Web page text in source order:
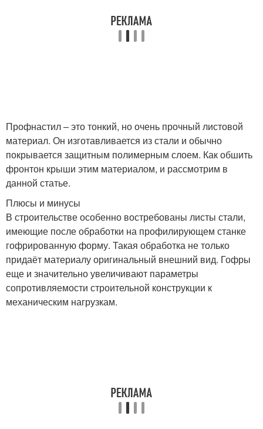
Профнастил – это тонкий, но очень прочный листовой
материал. Он изготавливается из стали и обычно
покрывается защитным полимерным слоем. Как обшить
фронтон крыши этим материалом, и рассмотрим в
данной статье.
Плюсы и минусы
В строительстве особенно востребованы листы стали,
имеющие после обработки на профилирующем станке
гофрированную форму. Такая обработка не только
придаёт материалу оригинальный внешний вид. Гофры
еще и значительно увеличивают параметры
сопротивляемости строительной конструкции к
механическим нагрузкам.